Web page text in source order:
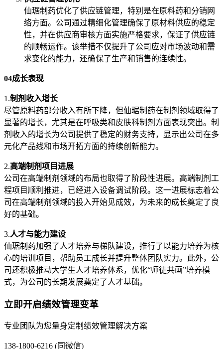
仙琚制药优化了供应链管理，特别是在原料药和分销网
络方面。公司通过精细化管理确保了原材料供应的稳定
性，并在供应商审核方面实施严格要求，保证了供应链
的顺畅运作。该举措不仅提升了公司应对市场波动和需
求变化的能力，还确保了生产和销售的连续性。
04成长表现
1.制剂收入增长
尽管原料药部分收入有所下降，但仙琚制药在制剂领域取得了
显著的增长，尤其是在呼吸类和皮肤科制剂方面表现突出。制
剂收入的增长为公司提供了稳定的财务支持，显示出公司在多
元化产品线和市场开拓方面的持续创新能力。
2.高端制剂项目进展
公司在高端制剂领域的布局也取得了阶段性进展。高端制剂工
程项目顺利推进，已经进入设备调试阶段。这一进展标志着公
司在高端制剂领域的投入开始见成效，为未来的成长奠定了良
好的基础。
3.人才与能力建设
仙琚制药加强了人才培养与梯队建设，推行了以能力培养为核
心的培训项目，帮助员工成长并提升整体团队实力。此外，公
司还积极推动大学生人才培养体系，优化“师徒共画”培养模
式，为公司的长期发展奠定了人才基础。
立即开启绩效管理变革
专业团队为您量身定制绩效管理解决方案
138-1800-6216 (同微信)